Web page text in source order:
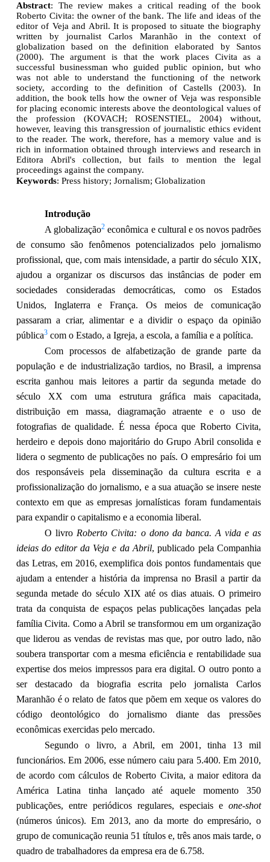
Abstract: The review makes a critical reading of the book
Roberto Civita: the owner of the bank. The life and ideas of the
editor of Veja and Abril.It is proposed to situate the biography
written by journalist Carlos Maranhão in the context of
globalization based on the definition
elaborated by Santos
(2000). The argument is that the work places Civita as a
successful businessman who guided public opinion, but who
was not able to understand the functioning
of the network
society, according to the definition of Castells (2003). In
addition, the book tells how the owner of Veja was responsible
for placing economic interests above the deontological values of
the profession (KOVACH; ROSENSTIEL, 2004) without,
however, leaving this transgression of journalistic ethics evident
to the reader. The work, therefore, has a memory value and is
rich in information obtained through interviews and research in
Editora
Abril's collection, but fails to mention the
legal
proceedings against the company.
Keywords: Press history; Jornalism; Globalization
Introdução
A globalização2 econômica e cultural e os novos padrões
de consumo são fenômenos potencializados pelo jornalismo
profissional, que, com mais intensidade, a partir do século XIX,
ajudou a organizar os discursos das instâncias de poder em
sociedades consideradas democráticas, como os Estados
Unidos, Inglaterra e França. Os meios de comunicação
passaram a criar, alimentar e a dividir o espaço da opinião
pública3com o Estado, a Igreja, a escola, a família e a política.
Com processos de alfabetização de grande parte da
população e de industrialização tardios, no Brasil, a imprensa
escrita ganhou mais leitores a partir da segunda metade do
século XX com uma estrutura gráfica mais capacitada,
distribuição em massa, diagramação atraente e o uso de
fotografias de qualidade. É nessa época que Roberto Civita,
herdeiro e depois dono majoritário do Grupo Abril consolida e
lidera o segmento de publicações no país. O empresário foi um
dos responsáveis pela disseminação da cultura escrita e a
profissionalização do jornalismo, e a sua atuação se insere neste
contexto em que as empresas jornalísticas foram fundamentais
para expandir o capitalismo e a economia liberal.
O livro Roberto Civita: o dono da banca. A vida e as
ideias do editor da Veja e da Abril, publicado pela Companhia
das Letras, em 2016, exemplifica dois pontos fundamentais que
ajudam a entender a história da imprensa no Brasil a partir da
segunda metade do século XIX até os dias atuais. O primeiro
trata da conquista de espaços pelas publicações lançadas pela
família Civita. Como a Abril se transformou em um organização
que liderou as vendas de revistas mas que, por outro lado, não
soubera transportar com a mesma eficiência e rentabilidade sua
expertise dos meios impressos para era digital. O outro ponto a
ser destacado da biografia escrita pelo jornalista Carlos
Maranhão é o relato de fatos que põem em xeque os valores do
código deontológico do jornalismo diante das pressões
econômicas exercidas pelo mercado.
Segundo o livro, a Abril, em 2001, tinha 13 mil
funcionários. Em 2006, esse número caiu para 5.400. Em 2010,
de acordo com cálculos de Roberto Civita, a maior editora da
América Latina tinha lançado até aquele momento 350
publicações, entre periódicos regulares, especiais e one-shot
(números únicos). Em 2013, ano da morte do empresário, o
grupo de comunicação reunia 51 títulos e, três anos mais tarde, o
quadro de trabalhadores da empresa era de 6.758.